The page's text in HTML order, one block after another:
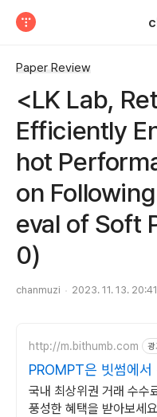
Paper Review
<LK Lab,
Efficiently
hot
on
eval of Soft
0)
chanmuzi 2023. 11. 13. 20:41
http://m.bithumb.com 광
PROMPT은 빗썸에
만원 혜택
국내 최상위권 거래 수수
풍성한 혜택을 받아보세